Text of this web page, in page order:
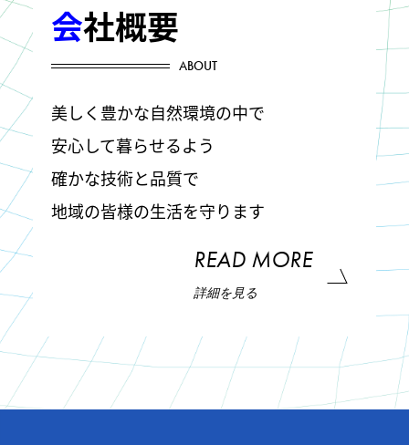
会社概要
ABOUT
美しく豊かな自然環境の中で
安心して暮らせるよう
確かな技術と品質で
地域の皆様の生活を守ります
READ MORE
詳細を見る